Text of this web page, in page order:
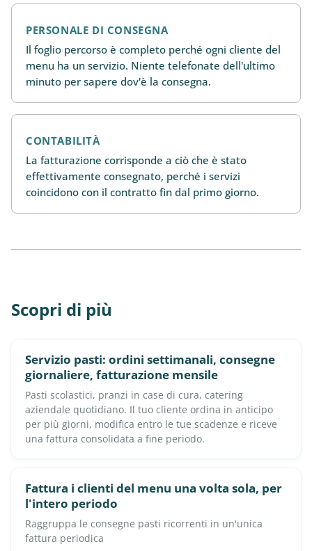
PERSONALE DI CONSEGNA
Il foglio percorso è completo perché ogni cliente del
menu ha un servizio. Niente telefonate dell'ultimo
minuto per sapere dov'è la consegna.
CONTABILITÀ
La fatturazione corrisponde a ciò che è stato
effettivamente consegnato, perché i servizi
coincidono con il contratto fin dal primo giorno.
Scopri di più
Servizio pasti: ordini settimanali, consegne
giornaliere, fatturazione mensile
Pasti scolastici, pranzi in case di cura, catering
aziendale quotidiano. Il tuo cliente ordina in anticipo
per più giorni, modifica entro le tue scadenze e riceve
una fattura consolidata a fine periodo.
Fattura i clienti del menu una volta sola, per
l'intero periodo
Raggruppa le consegne pasti ricorrenti in un'unica
fattura periodica